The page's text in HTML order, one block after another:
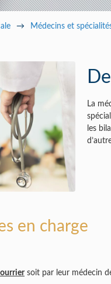
→ Médecins et
La
les
en charge
soit par leur médecin